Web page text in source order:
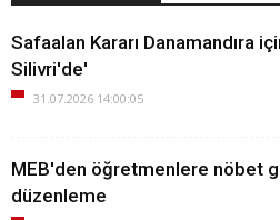
Safaalan Kararı Danamandıra
Silivri'de'
31.07.2026 14:00:05
MEB'den öğretmenlere nöbet
düzenleme